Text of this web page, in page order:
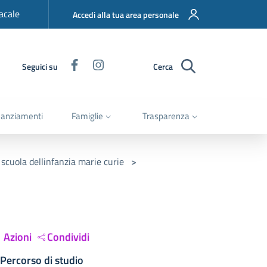
Accedi alla tua area personale
Seguici su Facebook Cerca
Famiglie Trasparenza
dellinfanzia marie curie >
Azioni
Condividi
Percorso di studio